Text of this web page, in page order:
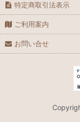
特定商取引法表示
ご利用案内
お問い合せ